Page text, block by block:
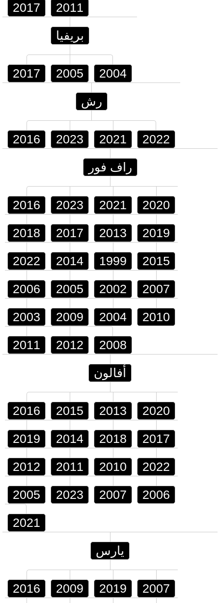
2017 2011
بريفيا
2017 2005 2004
رش
2016 2023 2021 2022
راف فور
2016 2023 2021 2020
2018 2017 2013 2019
2022 2014 1999 2015
2006 2005 2002 2007
2003 2009 2004 2010
2011 2012 2008
أفالون
2016 2015 2013 2020
2019 2014 2018 2017
2012 2011 2010 2022
2005 2023 2007 2006
2021
يارس
2016 2009 2019 2007